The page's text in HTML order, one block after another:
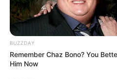
BUZZDAY
Remember Chaz Bono? You
Him Now